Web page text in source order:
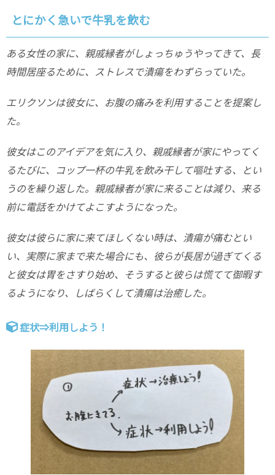
とにかく急いで牛乳を飲む
ある女性の家に、親戚縁者がしょっちゅうやってきて、長
時間居座るために、ストレスで潰瘍をわずらっていた。
エリクソンは彼女に、お腹の痛みを利用することを提案し
た。
彼女はこのアイデアを気に入り、親戚縁者が家にやってく
るたびに、コップ一杯の牛乳を飲み干して嘔吐する、とい
うのを繰り返した。親戚縁者が家に来ることは減り、来る
前に電話をかけてよこすようになった。
彼女は彼らに家に来てほしくない時は、潰瘍が痛むとい
い、実際に家まで来た場合にも、彼らが長居が過ぎてくる
と彼女は胃をさすり始め、そうすると彼らは慌てて御暇す
るようになり、しばらくして潰瘍は治癒した。
症状⇒利用しよう！